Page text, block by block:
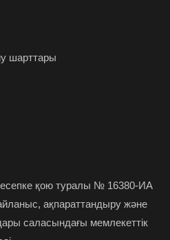
шарттары
есепке қою туралы № 16380-ИА
ақпараттандыру және
саласындағы мемлекеттік